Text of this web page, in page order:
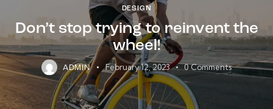
DESIGN
Don’t stop trying to reinvent the
wheel!
ADMIN February 12, 2023 0 Comments